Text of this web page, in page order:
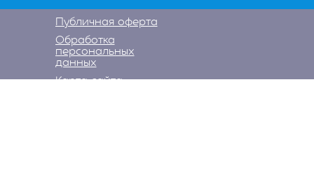
Публичная оферта
Обработка
персональных
данных
Карта сайта